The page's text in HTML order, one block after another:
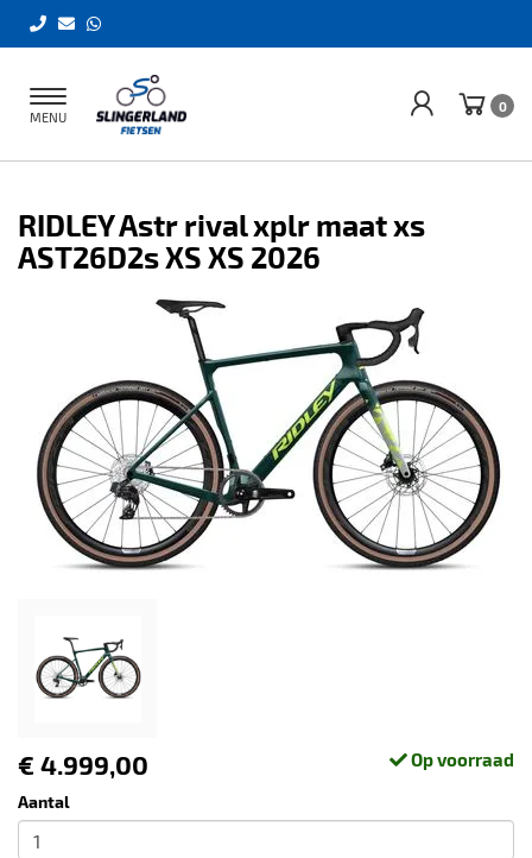
Toggle
navigation
MENU
0
RIDLEY Astr rival xplr maat xs
AST26D2s XS XS 2026
€ 4.999,00 Op voorraad
Aantal